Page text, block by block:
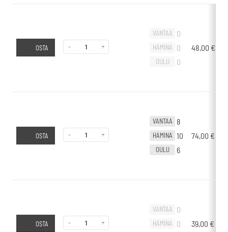
OSTA - +
VANTAA 0
HAMINA 0
OULU 0
48,00 €
OSTA - +
VANTAA 8
HAMINA 10
OULU 6
74,00 €
OSTA - +
VANTAA 0
HAMINA 0 39,00 €